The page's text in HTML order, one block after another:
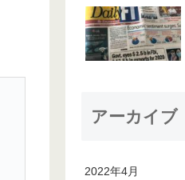
アーカイブ
2022年4月